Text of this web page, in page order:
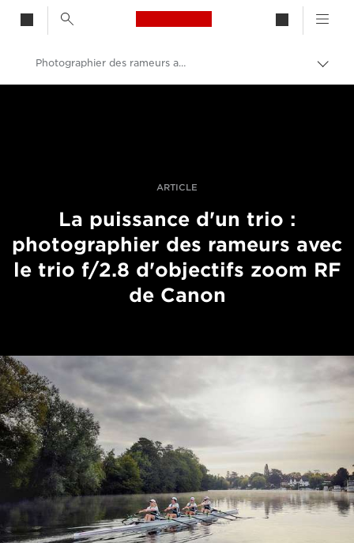
Canon Logo, back to
entre
Photographier des rameurs avec le trio d'objectifs RF de Canon
ARTICLE
La puissance d'un trio :
photographier des rameurs avec
le trio f/2.8 d'objectifs zoom RF
de Canon